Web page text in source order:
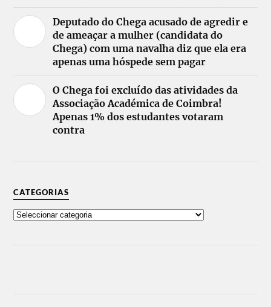
Deputado do Chega acusado de agredir e
de ameaçar a mulher (candidata do
Chega) com uma navalha diz que ela era
apenas uma hóspede sem pagar
O Chega foi excluído das atividades da
Associação Académica de Coimbra!
Apenas 1% dos estudantes votaram
contra
CATEGORIAS